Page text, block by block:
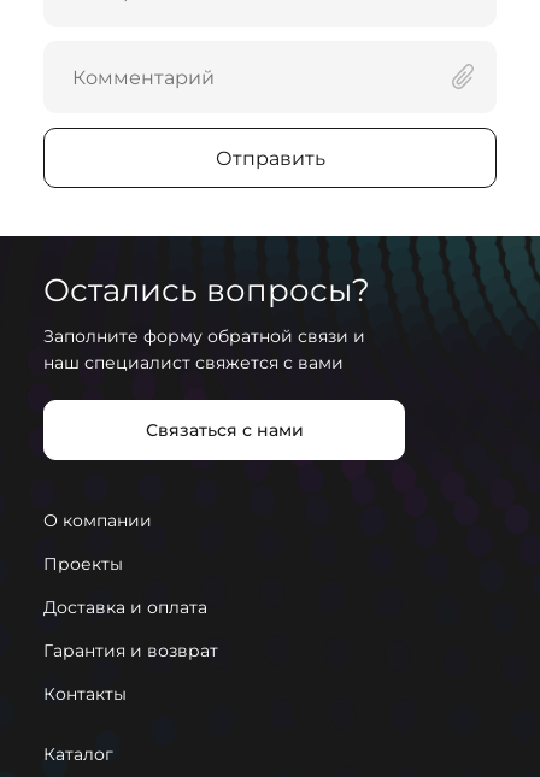
Отправить
Остались вопросы?
Заполните форму обратной связи и
наш специалист свяжется с вами
Связаться с нами
О компании
Проекты
Доставка и оплата
Гарантия и возврат
Контакты
Каталог